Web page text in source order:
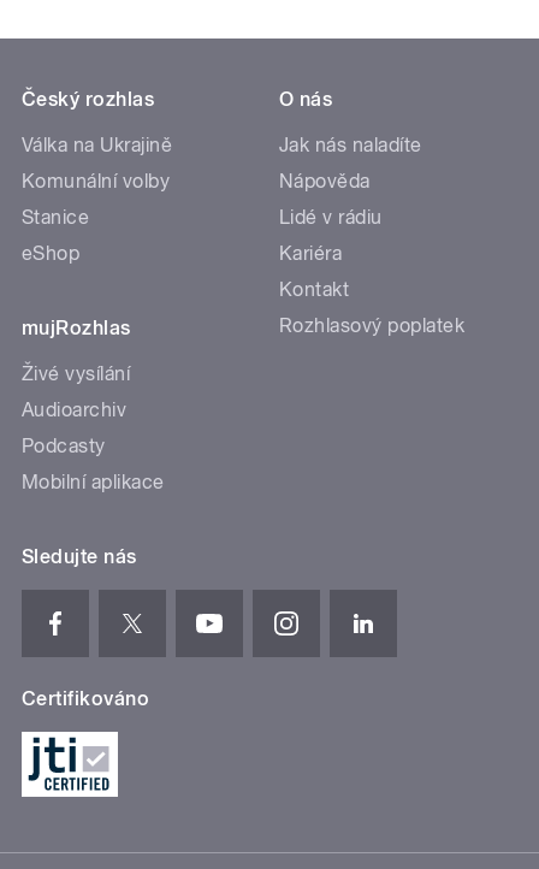
Český rozhlas
Válka na Ukrajině
Komunální volby
Stanice
eShop
mujRozhlas
Živé vysílání
Audioarchiv
Podcasty
Mobilní aplikace
O nás
Jak nás naladíte
Nápověda
Lidé v rádiu
Kariéra
Kontakt
Rozhlasový poplatek
Sledujte nás
Certifikováno